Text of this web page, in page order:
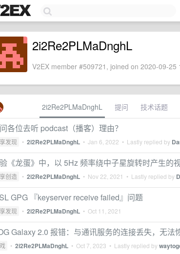
2i2Re2PLMaDnghL
V2EX member #509721, joined on 2020-09-25
2i2Re2PLMaDnghL 提问 技术话题
各位去听 podcast（播客）理由？
发现 • 2i2Re2PLMaDnghL • Jan 6, 2022 • Lastly replied by
《龙蛋》中，以 5Hz 频率绕中子星旋转时产生的
创造 • 2i2Re2PLMaDnghL • Nov 22, 2021 • Lastly replied by
GPG 『keyserver receive failed』问题
发现 • 2i2Re2PLMaDnghL • Oct 11, 2021
Galaxy 2.0 报错：与通讯服务的连接丢失，无法
• 2i2Re2PLMaDnghL • Oct 7, 2023 • Lastly replied by